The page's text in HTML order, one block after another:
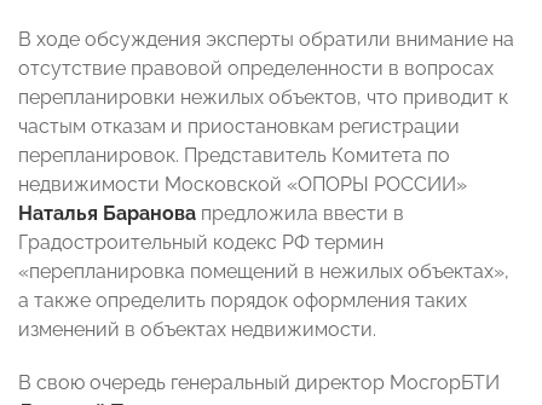
В ходе обсуждения эксперты обратили внимание на
отсутствие правовой определенности в вопросах
перепланировки нежилых объектов, что приводит к
частым отказам и приостановкам регистрации
перепланировок. Представитель Комитета по
недвижимости Московской «ОПОРЫ РОССИИ»
Наталья Баранова предложила ввести в
Градостроительный кодекс РФ термин
«перепланировка помещений в нежилых объектах»,
а также определить порядок оформления таких
изменений в объектах недвижимости.
В свою очередь генеральный директор МосгорБТИ